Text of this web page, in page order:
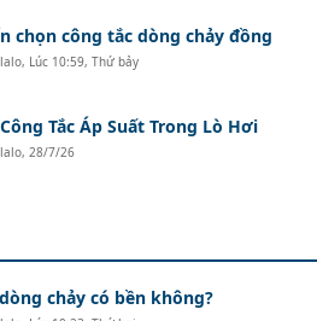
chọn công tắc dòng chảy đồng
, Lúc 10:59, Thứ bảy
Tắc Áp Suất Trong Lò Hơi
, 28/7/26
chảy có bền không?